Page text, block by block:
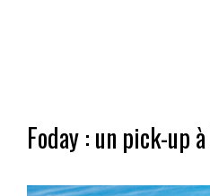
Foday : un pick-up